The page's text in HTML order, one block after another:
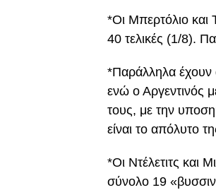
*Οι Μπερτόλιο και
40 τελικές (1/8).
*Παράλληλα έχουν
ενώ ο Αργεντινός
τους, με την
είναι το απόλυτο
*Οι Ντέλετιτς και
σύνολο 19